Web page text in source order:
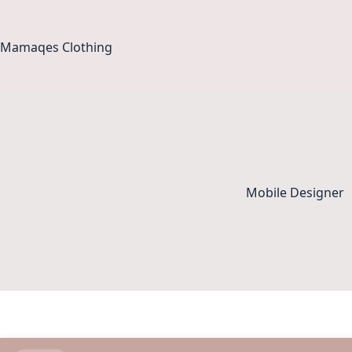
de
Mamaqes Clothing
Mobile Designer